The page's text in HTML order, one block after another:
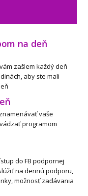
na deň
zašlem každý deň
aby ste mali
vaše
programom
do FB podpornej
na dennú podporu,
možnosť zadávania